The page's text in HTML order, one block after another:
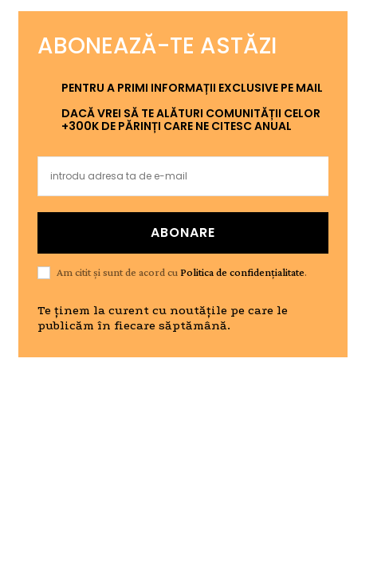
ABONEAZĂ-TE ASTĂZI
PENTRU A PRIMI INFORMAȚII EXCLUSIVE PE MAIL
DACĂ VREI SĂ TE ALĂTURI COMUNITĂȚII CELOR
+300K DE PĂRINȚI CARE NE CITESC ANUAL
ABONARE
Am citit și sunt de acord cuPolitica de confidențialitate.
Te ținem la curent cu noutățile pe care le
publicăm în fiecare săptămână.